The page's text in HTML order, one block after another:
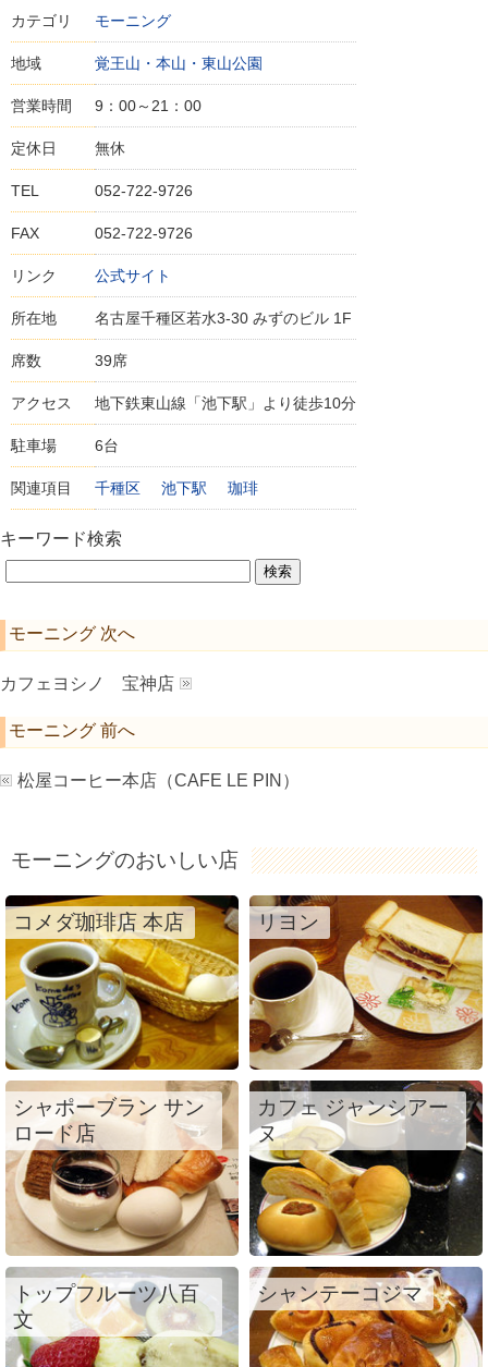
カテゴリ モーニング
地域 覚王山・本山・東山公園
営業時間 9：00～21：00
定休日 無休
TEL 052-722-9726
FAX 052-722-9726
リンク 公式サイト
所在地 名古屋千種区若水3-30 みずのビル 1F
席数 39席
アクセス 地下鉄東山線「池下駅」より徒歩10分
駐車場 6台
関連項目 千種区 池下駅 珈琲
キーワード検索
モーニング 次へ
カフェヨシノ 宝神店
モーニング 前へ
松屋コーヒー本店（CAFE LE PIN）
モーニングのおいしい店
コメダ珈琲店 本店 リヨン
シャポーブラン サン
ロード店
カフェ ジャンシアー
ヌ
トップフルーツ八百
文
シャンテーコジマ